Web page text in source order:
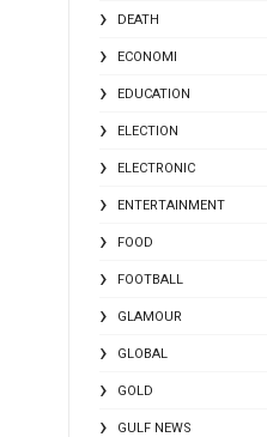
DEATH
ECONOMI
EDUCATION
ELECTION
ELECTRONIC
ENTERTAINMENT
FOOD
FOOTBALL
GLAMOUR
GLOBAL
GOLD
GULF NEWS